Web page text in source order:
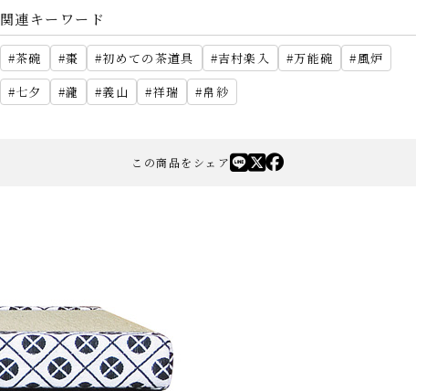
関連キーワード
茶碗 棗 初めての茶道具 吉村楽入 万能碗
風炉
七夕
瀧 義山 祥瑞 帛紗
この商品をシェア